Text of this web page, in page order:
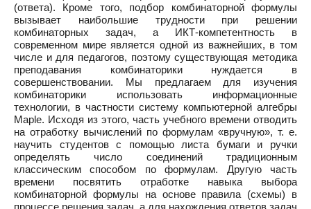
(ответа). Кроме того, подбор комбинаторной формулы
вызывает наибольшие трудности при решении
комбинаторных задач, а ИКТ-компетентность в
современном мире является одной из важнейших, в том
числе и для педагогов, поэтому существующая методика
преподавания комбинаторики нуждается в
совершенствовании. Мы предлагаем для изучения
комбинаторики использовать информационные
технологии, в частности систему компьютерной алгебры
Maple. Исходя из этого, часть учебного времени отводить
на отработку вычислений по формулам «вручную», т. е.
научить студентов с помощью листа бумаги и ручки
определять число соединений традиционным
классическим способом по формулам. Другую часть
времени посвятить отработке навыка выбора
комбинаторной формулы на основе правила (схемы) в
процессе решения задач, а для нахождения ответов задач